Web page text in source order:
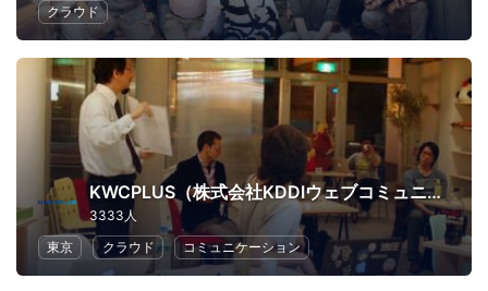
クラウド
KWCPLUS（株式会社KDDIウェブコミュニケーションズ）
3333人
東京
クラウド コミュニケーション